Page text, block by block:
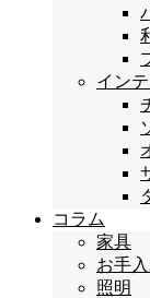
イン
コラム
家具
お手
照明